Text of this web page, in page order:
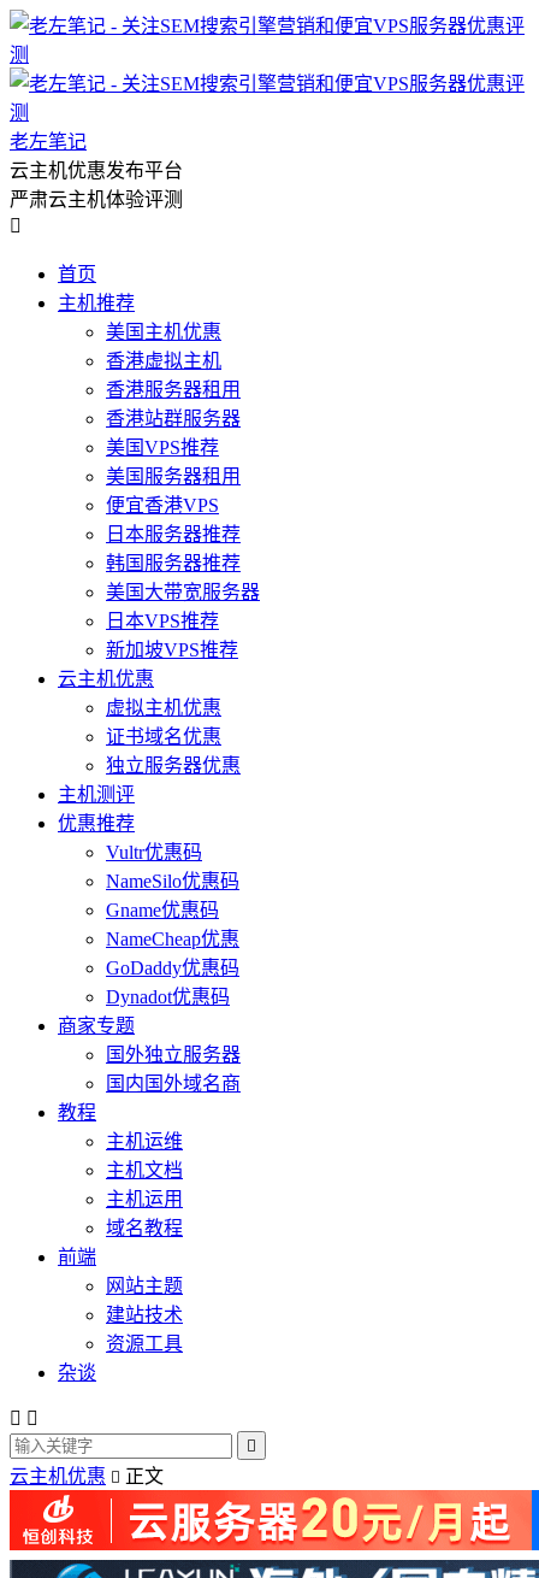
老左笔记
云主机优惠发布平台
严肃云主机体验评测

首页
主机推荐
美国主机优惠
香港虚拟主机
香港服务器租用
香港站群服务器
美国VPS推荐
美国服务器租用
便宜香港VPS
日本服务器推荐
韩国服务器推荐
美国大带宽服务器
日本VPS推荐
新加坡VPS推荐
云主机优惠
虚拟主机优惠
证书域名优惠
独立服务器优惠
主机测评
优惠推荐
Vultr优惠码
NameSilo优惠码
Gname优惠码
NameCheap优惠
GoDaddy优惠码
Dynadot优惠码
商家专题
国外独立服务器
国内国外域名商
教程
主机运维
主机文档
主机运用
域名教程
前端
网站主题
建站技术
资源工具
杂谈
 

云主机优惠  正文